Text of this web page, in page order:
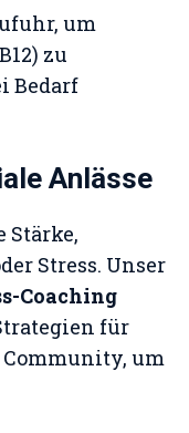
um
zu
Bedarf
Anlässe
Stärke,
Stress. Unser
Coaching
für
Community, um